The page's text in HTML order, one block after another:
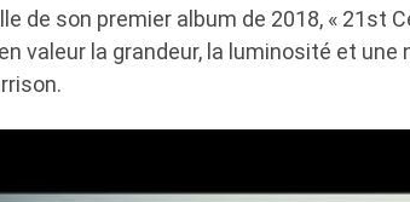
de son premier album de 2018, « 21st
valeur la grandeur, la luminosité et